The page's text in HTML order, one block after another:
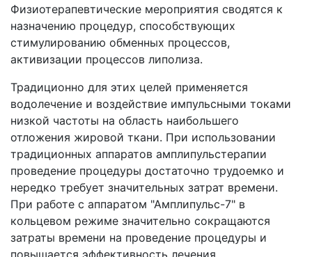
Физиотерапевтические мероприятия сводятся к
назначению процедур, способствующих
стимулированию обменных процессов,
активизации процессов липолиза.
Традиционно для этих целей применяется
водолечение и воздействие импульсными токами
низкой частоты на область наибольшего
отложения жировой ткани. При использовании
традиционных аппаратов амплипульстерапии
проведение процедуры достаточно трудоемко и
нередко требует значительных затрат времени.
При работе с аппаратом "Амплипульс-7" в
кольцевом режиме значительно сокращаются
затраты времени на проведение процедуры и
повышается эффективность лечения.